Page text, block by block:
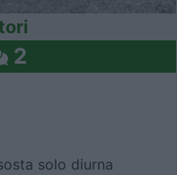
2
solo diurna